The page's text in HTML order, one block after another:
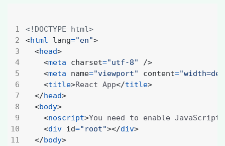
4
<!DOCTYPE html>
<html lang="en">
<head>
<meta charset="utf-8"
/>
<meta name="viewport" content=
<title>React App</title>
</head>
<body>
<noscript>You need to enable
<div id="root"></div>
</body>